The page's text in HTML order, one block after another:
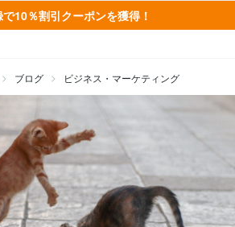
10％割引クーポンを獲得！
ブログ ビジネス・マーケティング